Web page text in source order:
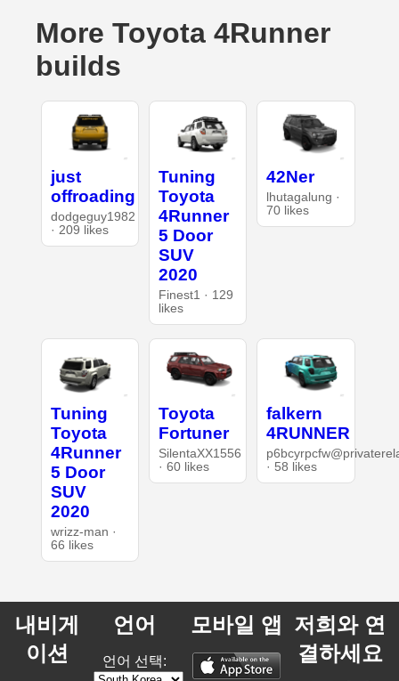
More Toyota 4Runner
builds
just
offroading
dodgeguy1982
· 209 likes
Tuning
Toyota
4Runner
5 Door
SUV
2020
Finest1 · 129
likes
42Ner
lhutagalung ·
70 likes
Tuning
Toyota
4Runner
5 Door
SUV
2020
wrizz-man ·
66 likes
Toyota
Fortuner
SilentaXX1556
· 60 likes
falkern
4RUNNER
· 58 likes
내비게
이션
언어
언어 선택:
모바일 앱 저희와 연
결하세요